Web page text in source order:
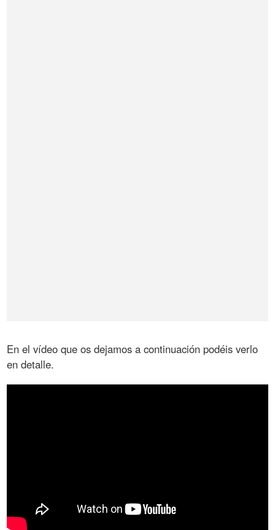
En el vídeo que os dejamos a continuación podéis verlo
en detalle.